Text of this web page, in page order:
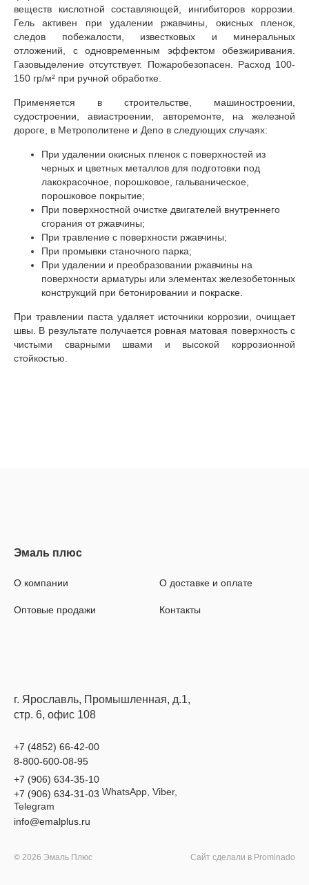
веществ кислотной составляющей, ингибиторов коррозии.
Гель активен при удалении ржавчины, окисных пленок,
следов побежалости, известковых и минеральных
отложений, с одновременным эффектом обезжиривания.
Газовыделение отсутствует. Пожаробезопасен. Расход 100-
150 гр/м² при ручной обработке.
Применяется в строительстве, машиностроении,
судостроении, авиастроении, авторемонте, на железной
дороге, в Метрополитене и Депо в следующих случаях:
При удалении окисных пленок с поверхностей из
черных и цветных металлов для подготовки под
лакокрасочное, порошковое, гальваническое,
порошковое покрытие;
При поверхностной очистке двигателей внутреннего
сгорания от ржавчины;
При травление с поверхности ржавчины;
При промывки станочного парка;
При удалении и преобразовании ржавчины на
поверхности арматуры или элементах железобетонных
конструкций при бетонировании и покраске.
При травлении паста удаляет источники коррозии, очищает
швы. В результате получается ровная матовая поверхность с
чистыми сварными швами и высокой коррозионной
стойкостью.
О компании
Оптовые продажи
О доставке и оплате
Контакты
г. Ярославль, Промышленная, д.1,
стр. 6, офис 108
+7 (4852) 66-42-00
8-800-600-08-95
+7 (906) 634-35-10
+7 (906) 634-31-03 WhatsApp, Viber,
Telegram
info@emalplus.ru
© 2026 Эмаль Плюс Сайт сделали в Prominado